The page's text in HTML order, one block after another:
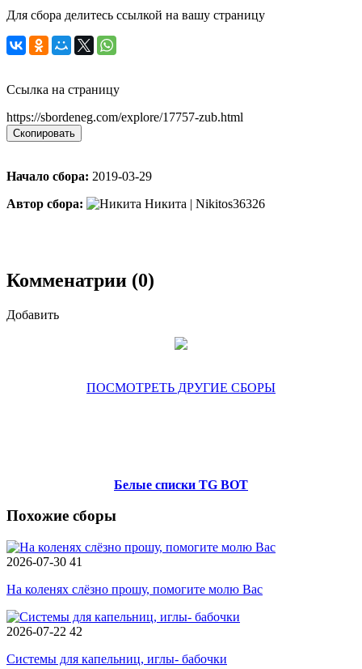
Для сбора делитесь ссылкой на вашу страницу
Ссылка на страницу
https://sbordeneg.com/explore/17757-zub.html
Скопировать
Начало сбора: 2019-03-29
Автор сбора:
Никита | Nikitos36326
Комменатрии (0)
Добавить
ПОСМОТРЕТЬ ДРУГИЕ СБОРЫ
Белые списки TG BOT
Похожие сборы
2026-07-30 41
На коленях слёзно прошу, помогите молю Вас
2026-07-22 42
Системы для капельниц, иглы- бабочки